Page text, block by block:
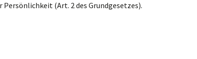
(Art. 2 des Grundgesetzes).